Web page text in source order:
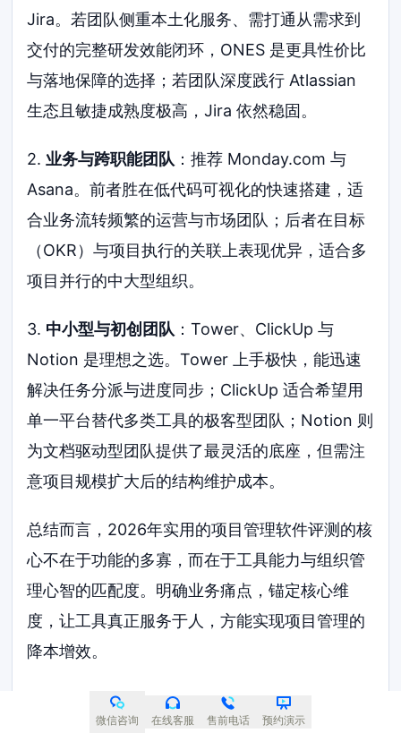
Jira。若团队侧重本土化服务、需打通从需求到
交付的完整研发效能闭环，ONES 是更具性价比
与落地保障的选择；若团队深度践行 Atlassian
生态且敏捷成熟度极高，Jira 依然稳固。
2. 业务与跨职能团队 ：推荐 Monday.com 与
Asana。前者胜在低代码可视化的快速搭建，适
合业务流转频繁的运营与市场团队；后者在目标
（OKR）与项目执行的关联上表现优异，适合多
项目并行的中大型组织。
3. 中小型与初创团队 ：Tower、ClickUp 与
Notion 是理想之选。Tower 上手极快，能迅速
解决任务分派与进度同步；ClickUp 适合希望用
单一平台替代多类工具的极客型团队；Notion 则
为文档驱动型团队提供了最灵活的底座，但需注
意项目规模扩大后的结构维护成本。
总结而言，2026年实用的项目管理软件评测的核
心不在于功能的多寡，而在于工具能力与组织管
理心智的匹配度。明确业务痛点，锚定核心维
度，让工具真正服务于人，方能实现项目管理的
降本增效。
FAQ：2026年工具选型常见问
微信咨询 在线客服 售前电话 预约演示